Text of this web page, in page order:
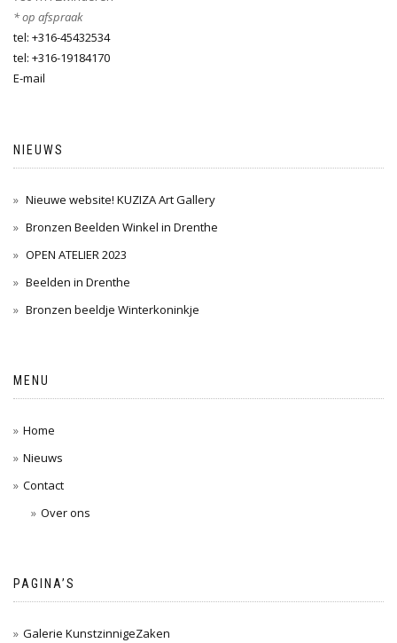
* op afspraak
tel: +316-45432534
tel: +316-19184170
E-mail
NIEUWS
Nieuwe website! KUZIZA Art Gallery
Bronzen Beelden Winkel in Drenthe
OPEN ATELIER 2023
Beelden in Drenthe
Bronzen beeldje Winterkoninkje
MENU
Home
Nieuws
Contact
Over ons
PAGINA’S
Galerie KunstzinnigeZaken